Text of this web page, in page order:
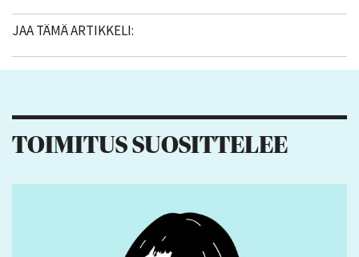
JAA TÄMÄ ARTIKKELI:
TOIMITUS SUOSITTELEE